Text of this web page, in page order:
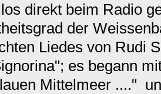
direkt beim Radio
der
Liedes von Rudi
es begann
Mittelmeer ...."